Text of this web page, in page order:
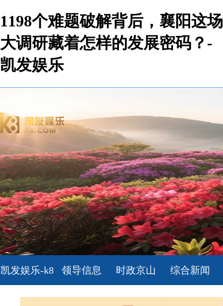
1198个难题破解背后，襄阳这场
大调研藏着怎样的发展密码？-
凯发娱乐
凯发娱乐-k8
凯发官网
领导信息 时政京山 综合新闻